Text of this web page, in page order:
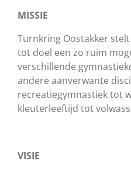
MISSIE
Turnkring Oostakker
tot doel een zo ruim
verschillende
andere aanverwante
recreatiegymnastiek tot
kleuterleeftijd tot
VISIE